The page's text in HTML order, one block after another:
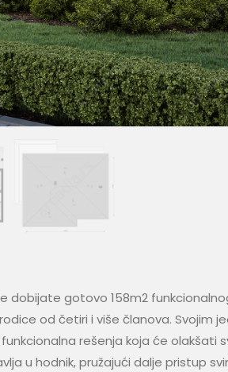
dobijate gotovo 158m2
od četiri i više članova. Svojim
rešenja koja će olakšati
u hodnik, pružajući dalje pristup